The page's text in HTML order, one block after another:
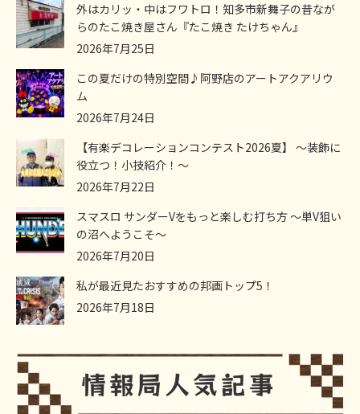
外はカリッ・中はフワトロ！知多市新舞子の昔なが
らのたこ焼き屋さん『たこ焼き たけちゃん』
2026年7月25日
この夏だけの特別空間♪阿野店のアートアクアリウ
ム
2026年7月24日
【有楽デコレーションコンテスト2026夏】 ～装飾に
役立つ！小技紹介！～
2026年7月22日
スマスロ サンダーVをもっと楽しむ打ち方 ～単V狙い
の沼へようこそ～
2026年7月20日
私が最近見たおすすめの邦画トップ5！
2026年7月18日